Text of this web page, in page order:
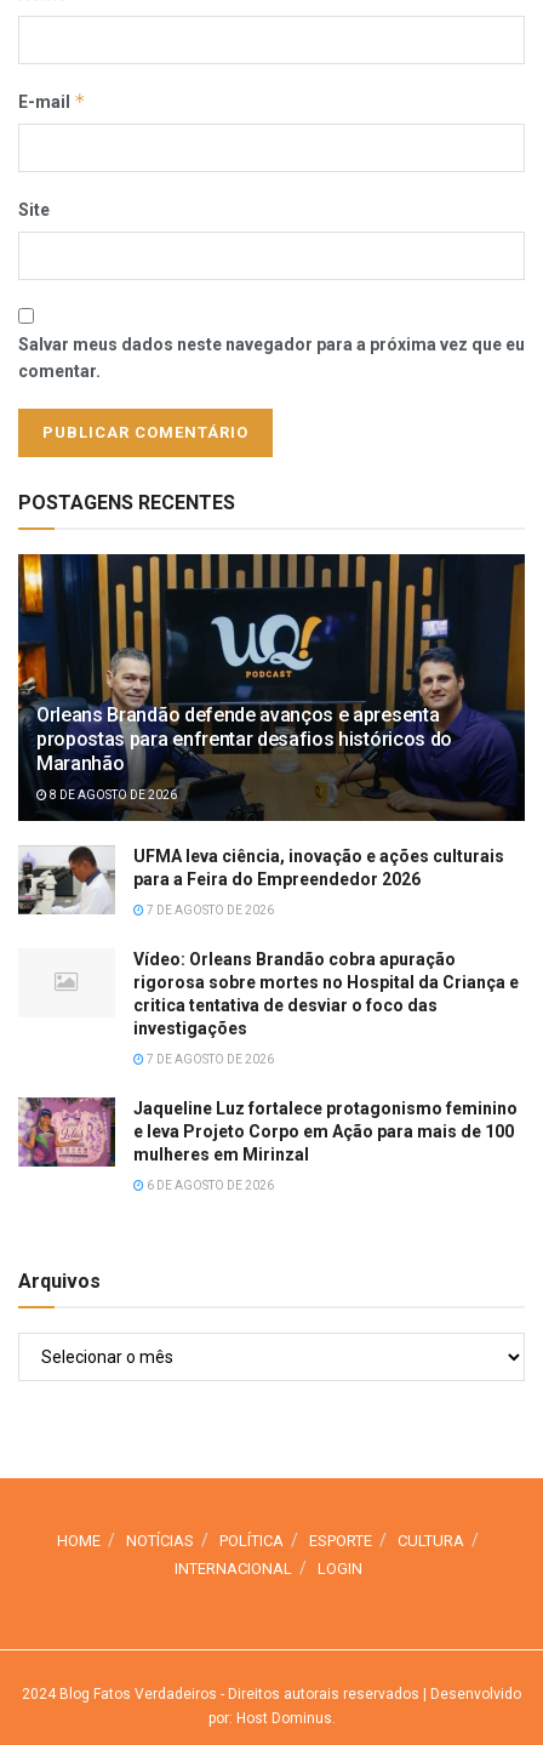
E-mail *
Site
Salvar meus dados neste navegador para a próxima vez que eu
comentar.
POSTAGENS RECENTES
Orleans Brandão defende avanços e apresenta
propostas para enfrentar desafios históricos do
Maranhão
8 DE AGOSTO DE 2026
UFMA leva ciência, inovação e ações culturais
para a Feira do Empreendedor 2026
7 DE AGOSTO DE 2026
Vídeo: Orleans Brandão cobra apuração
rigorosa sobre mortes no Hospital da Criança e
critica tentativa de desviar o foco das
investigações
7 DE AGOSTO DE 2026
Jaqueline Luz fortalece protagonismo feminino
e leva Projeto Corpo em Ação para mais de 100
mulheres em Mirinzal
6 DE AGOSTO DE 2026
Arquivos
HOME NOTÍCIAS POLÍTICA ESPORTE
CULTURA
INTERNACIONAL
LOGIN
2024Blog Fatos Verdadeiros - Direitos autorais reservados | Desenvolvido
por: Host Dominus